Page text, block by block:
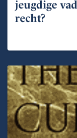
jeugdige
recht?